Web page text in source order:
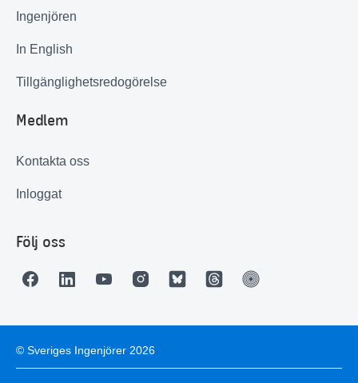
Ingenjören
In English
Tillgänglighetsredogörelse
Medlem
Kontakta oss
Inloggat
Följ oss
© Sveriges Ingenjörer 2026